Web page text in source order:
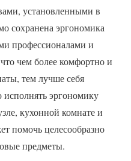
установленными в
сохранена эргономика
профессионалами и
чем более комфортно и
тем лучше себя
эргономику
кухонной комнате и
помочь целесообразно
предметы.